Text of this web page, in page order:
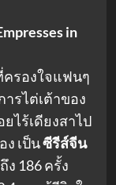
in
รองใจแฟนๆ
ารไต่เต้าของ
ไร้เดียงสาไป
ง เป็นซีรีส์จีน
186 ครั้ง